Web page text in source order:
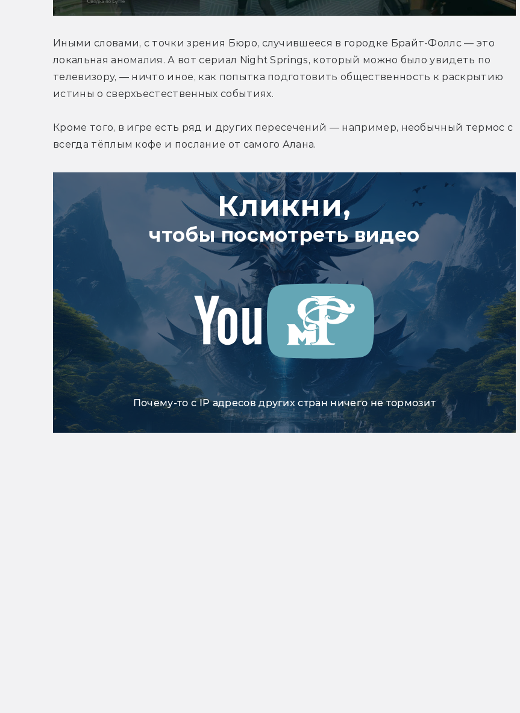
Иными словами, с точки зрения Бюро, случившееся в городке Брайт-Фоллс — это
локальная аномалия. А вот сериал Night Springs, который можно было увидеть по
телевизору, — ничто иное, как попытка подготовить общественность к раскрытию
истины о сверхъестественных событиях.
Кроме того, в игре есть ряд и других пересечений — например, необычный термос с
всегда тёплым кофе и послание от самого Алана.
Кликни,
чтобы посмотреть видео
Почему-то с IP адресов других стран ничего не тормозит